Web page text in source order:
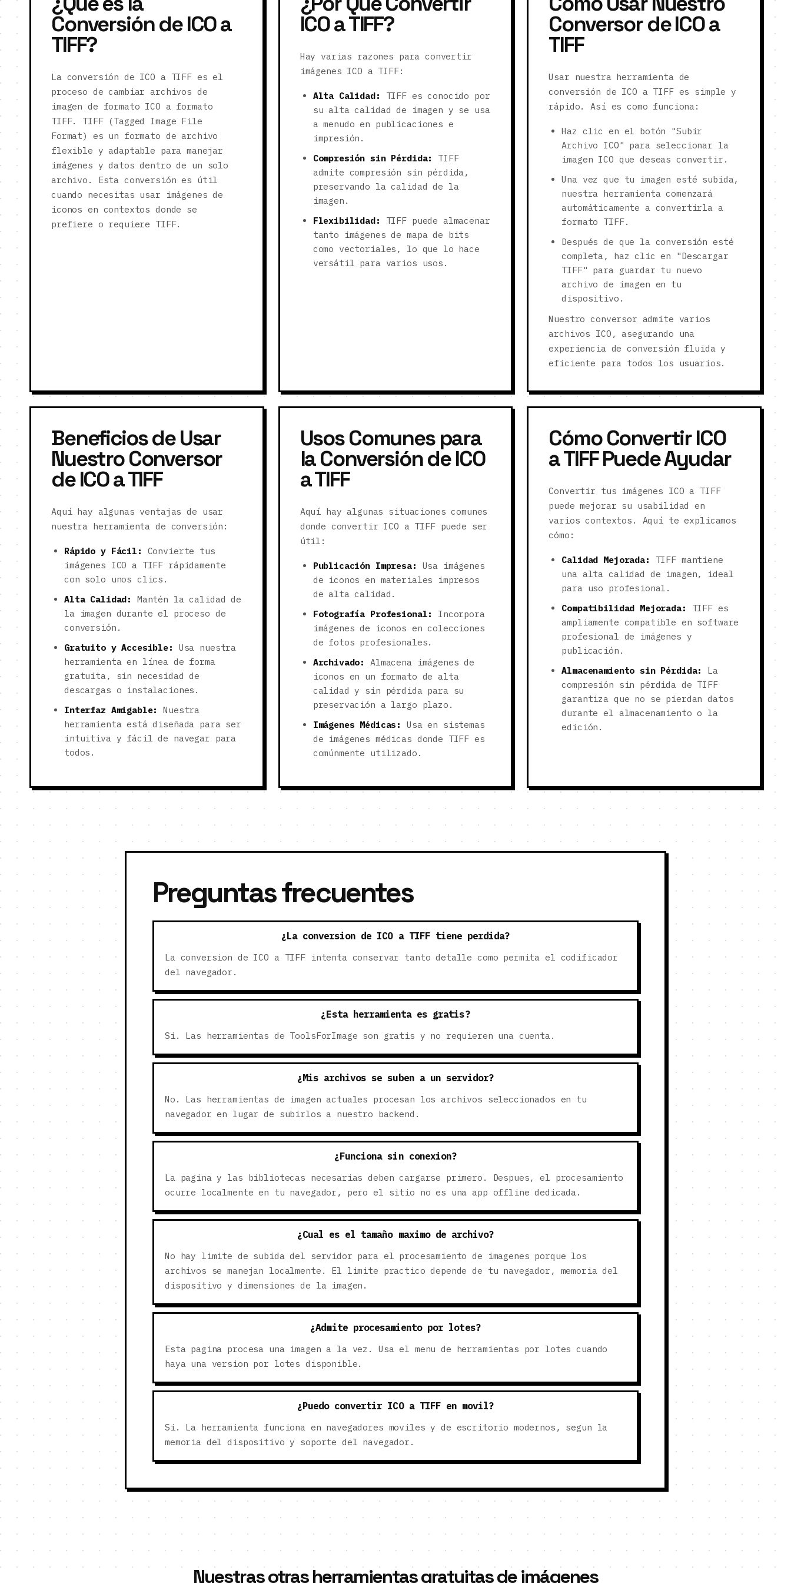
Conversión de ICO a
TIFF?
La conversión de ICO a TIFF es el
proceso de cambiar archivos de
imagen de formato ICO a formato
TIFF. TIFF (Tagged Image File
Format) es un formato de archivo
flexible y adaptable para manejar
imágenes y datos dentro de un solo
archivo. Esta conversión es útil
cuando necesitas usar imágenes de
iconos en contextos donde se
prefiere o requiere TIFF.
ICO a TIFF?
Hay varias razones para convertir
imágenes ICO a TIFF:
Alta Calidad:
TIFF es conocido por
su alta calidad de imagen y se usa
a menudo en publicaciones e
impresión.
Compresión sin Pérdida:
TIFF
admite compresión sin pérdida,
preservando la calidad de la
imagen.
Flexibilidad:
TIFF puede almacenar
tanto imágenes de mapa de bits
como vectoriales, lo que lo hace
versátil para varios usos.
Conversor de ICO a
TIFF
Usar nuestra herramienta de
conversión de ICO a TIFF es simple y
rápido. Así es como funciona:
Haz clic en el botón "Subir
Archivo ICO" para seleccionar la
imagen ICO que deseas convertir.
Una vez que tu imagen esté subida,
nuestra herramienta comenzará
automáticamente a convertirla a
formato TIFF.
Después de que la conversión esté
completa, haz clic en "Descargar
TIFF" para guardar tu nuevo
archivo de imagen en tu
dispositivo.
Nuestro conversor admite varios
archivos ICO, asegurando una
experiencia de conversión fluida y
eficiente para todos los usuarios.
Beneficios de Usar
Nuestro Conversor
de ICO a TIFF
Aquí hay algunas ventajas de usar
nuestra herramienta de conversión:
Rápido y Fácil:
Convierte tus
imágenes ICO a TIFF rápidamente
con solo unos clics.
Alta Calidad:
Mantén la calidad de
la imagen durante el proceso de
conversión.
Gratuito y Accesible:
Usa nuestra
herramienta en línea de forma
gratuita, sin necesidad de
descargas o instalaciones.
Interfaz Amigable:
Nuestra
herramienta está diseñada para ser
intuitiva y fácil de navegar para
todos.
Usos Comunes para
la Conversión de ICO
a TIFF
Aquí hay algunas situaciones comunes
donde convertir ICO a TIFF puede ser
útil:
Publicación Impresa:
Usa imágenes
de iconos en materiales impresos
de alta calidad.
Fotografía Profesional:
Incorpora
imágenes de iconos en colecciones
de fotos profesionales.
Archivado:
Almacena imágenes de
iconos en un formato de alta
calidad y sin pérdida para su
preservación a largo plazo.
Imágenes Médicas:
Usa en sistemas
de imágenes médicas donde TIFF es
comúnmente utilizado.
Cómo Convertir ICO
a TIFF Puede Ayudar
Convertir tus imágenes ICO a TIFF
puede mejorar su usabilidad en
varios contextos. Aquí te explicamos
cómo:
Calidad Mejorada:
TIFF mantiene
una alta calidad de imagen, ideal
para uso profesional.
Compatibilidad Mejorada:
TIFF es
ampliamente compatible en software
profesional de imágenes y
publicación.
Almacenamiento sin Pérdida:
La
compresión sin pérdida de TIFF
garantiza que no se pierdan datos
durante el almacenamiento o la
edición.
Preguntas frecuentes
¿La conversion de ICO a TIFF tiene perdida?
La conversion de ICO a TIFF intenta conservar tanto detalle como permita el codificador
del navegador.
¿Esta herramienta es gratis?
Si. Las herramientas de ToolsForImage son gratis y no requieren una cuenta.
¿Mis archivos se suben a un servidor?
No. Las herramientas de imagen actuales procesan los archivos seleccionados en tu
navegador en lugar de subirlos a nuestro backend.
¿Funciona sin conexion?
La pagina y las bibliotecas necesarias deben cargarse primero. Despues, el procesamiento
ocurre localmente en tu navegador, pero el sitio no es una app offline dedicada.
¿Cual es el tamaño maximo de archivo?
No hay limite de subida del servidor para el procesamiento de imagenes porque los
archivos se manejan localmente. El limite practico depende de tu navegador, memoria del
dispositivo y dimensiones de la imagen.
¿Admite procesamiento por lotes?
Esta pagina procesa una imagen a la vez. Usa el menu de herramientas por lotes cuando
haya una version por lotes disponible.
¿Puedo convertir ICO a TIFF en movil?
Si. La herramienta funciona en navegadores moviles y de escritorio modernos, segun la
memoria del dispositivo y soporte del navegador.
Nuestras otras herramientas gratuitas de imágenes